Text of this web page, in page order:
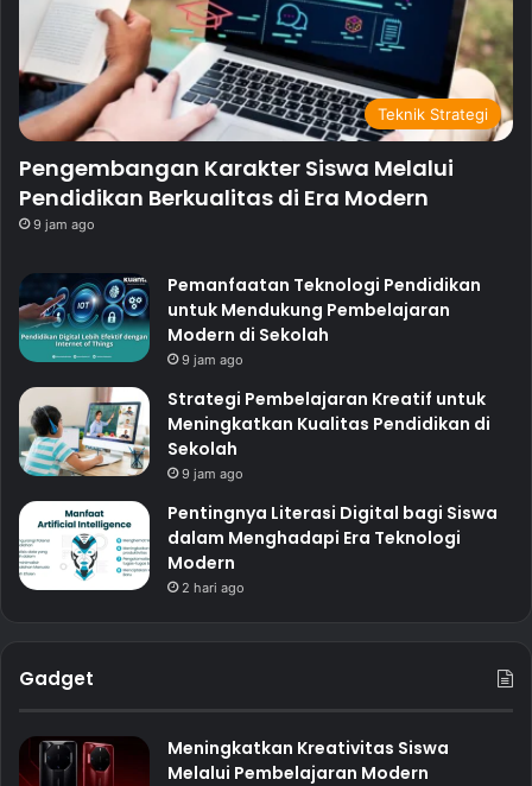
Teknik Strategi
Pengembangan Karakter Siswa Melalui
Pendidikan Berkualitas di Era Modern
9 jam ago
Pemanfaatan Teknologi Pendidikan
untuk Mendukung Pembelajaran
Modern di Sekolah
9 jam ago
Strategi Pembelajaran Kreatif untuk
Meningkatkan Kualitas Pendidikan di
Sekolah
9 jam ago
Pentingnya Literasi Digital bagi Siswa
dalam Menghadapi Era Teknologi
Modern
2 hari ago
Gadget
Meningkatkan Kreativitas Siswa
Melalui Pembelajaran Modern